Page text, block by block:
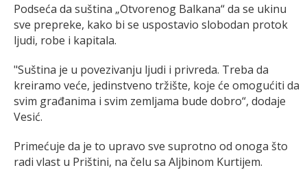
Podseća da suština „Otvorenog Balkana“ da se ukinu
sve prepreke, kako bi se uspostavio slobodan protok
ljudi, robe i kapitala.
"Suština je u povezivanju ljudi i privreda. Treba da
kreiramo veće, jedinstveno tržište, koje će omogućiti da
svim građanima i svim zemljama bude dobro“, dodaje
Vesić.
Primećuje da je to upravo sve suprotno od onoga što
radi vlast u Prištini, na čelu sa Aljbinom Kurtijem.